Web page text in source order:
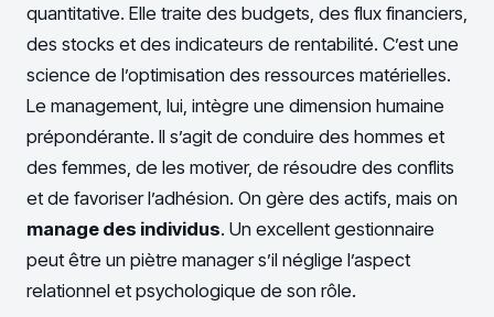
quantitative. Elle traite des budgets, des flux financiers,
des stocks et des indicateurs de rentabilité. C’est une
science de l’optimisation des ressources matérielles.
Le management, lui, intègre une dimension humaine
prépondérante. Il s’agit de conduire des hommes et
des femmes, de les motiver, de résoudre des conflits
et de favoriser l’adhésion. On gère des actifs, mais on
manage des individus. Un excellent gestionnaire
peut être un piètre manager s’il néglige l’aspect
relationnel et psychologique de son rôle.